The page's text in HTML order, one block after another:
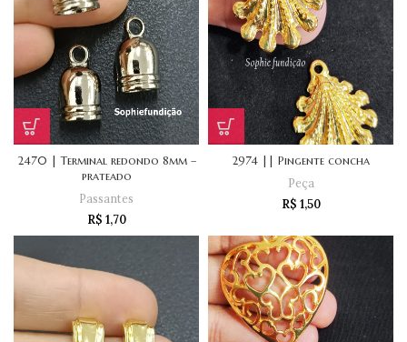
2470 | Terminal redondo 8mm –
prateado
Passantes
R$ 1,70
2974 || Pingente concha
Peça
R$ 1,50